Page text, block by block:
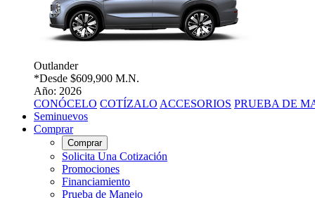
Outlander
*Desde $609,900 M.N.
Año: 2026
CONÓCELO COTÍZALO ACCESORIOS PRUEBA DE
Seminuevos
Comprar
Comprar
Solicita Una Cotización
Promociones
Financiamiento
Prueba de Manejo